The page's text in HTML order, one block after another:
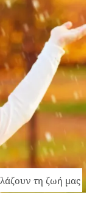
τη ζωή μας